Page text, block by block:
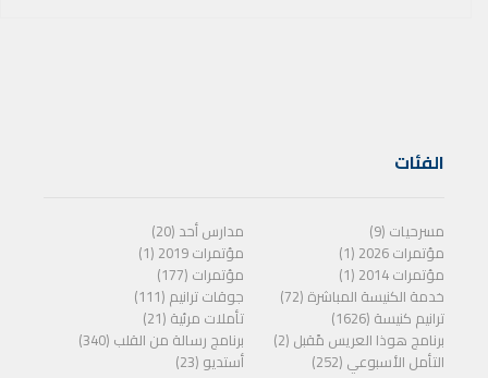
الفئات
مسرحيات (9)
مدارس أحد (20)
مؤتمرات 2026 (1)
مؤتمرات 2019 (1)
مؤتمرات 2014 (1)
مؤتمرات (177)
خدمة الكنيسة المباشرة (72)
جوقات ترانيم (111)
ترانيم كنيسة (1626)
تأملات مرئية (21)
برنامج هوذا العريس مًقبل (2)
برنامج رسالة من القلب (340)
التأمل الأسبوعي (252)
أستديو (23)